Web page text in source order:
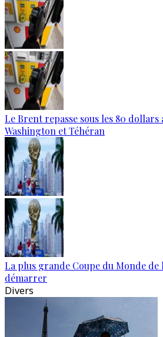
Le Brent repasse sous les 80 dollars
Washington et Téhéran
La plus grande Coupe du Monde de
démarrer
Divers